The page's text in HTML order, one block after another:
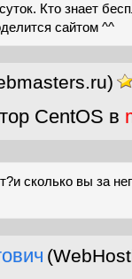
Кто знает
сайтом ^^
CentOS в
сколько вы за